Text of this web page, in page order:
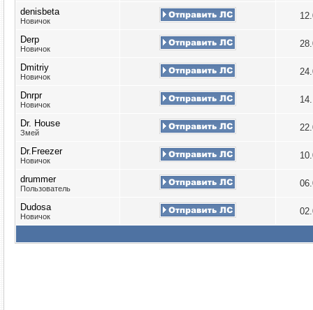
denisbeta
Новичок
Derp
Новичок
Dmitriy
Новичок
Dnrpr
Новичок
Dr. House
Змей
Dr.Freezer
Новичок
drummer
Пользователь
Dudosa
Новичок